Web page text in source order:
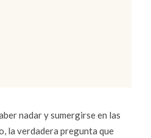
nadar y sumergirse en las
la verdadera pregunta que